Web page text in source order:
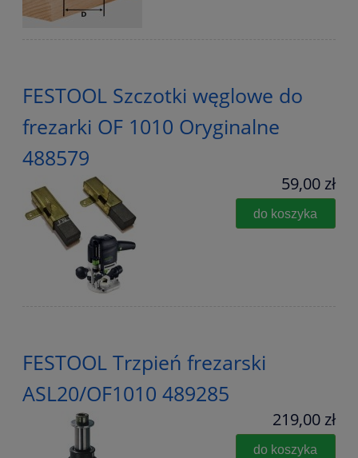
FESTOOL Szczotki węglowe do
frezarki OF 1010 Oryginalne
488579
59,00 zł
do koszyka
FESTOOL Trzpień frezarski
ASL20/OF1010 489285
219,00 zł
do koszyka